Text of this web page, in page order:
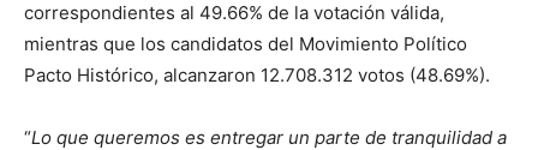
correspondientes al 49.66% de la votación válida,
mientras que los candidatos del Movimiento Político
Pacto Histórico, alcanzaron 12.708.312 votos (48.69%).
“Lo que queremos es entregar un parte de tranquilidad a